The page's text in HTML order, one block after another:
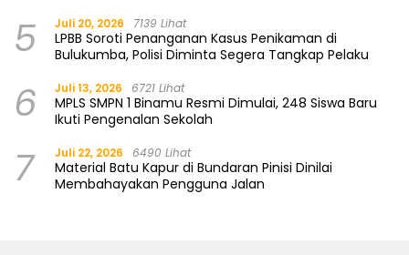
5 Juli 20, 2026 7139 Lihat
LPBB Soroti Penanganan Kasus Penikaman di
Bulukumba, Polisi Diminta Segera Tangkap Pelaku
6 Juli 13, 2026 6721 Lihat
MPLS SMPN 1 Binamu Resmi Dimulai, 248 Siswa Baru
Ikuti Pengenalan Sekolah
7 Juli 22, 2026 6490 Lihat
Material Batu Kapur di Bundaran Pinisi Dinilai
Membahayakan Pengguna Jalan